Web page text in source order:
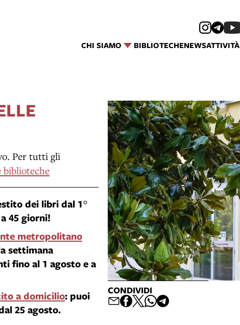
CHI SIAMO BIBLIOTECHENEWSATTIVITÀ
Per tutti gli
biblioteche
dei libri dal 1°
45 giorni!
metropolitano
settimana
fino al 1 agosto e a
a domicilio: puoi
25 agosto.
CONDIVIDI